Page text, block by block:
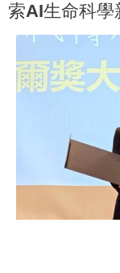
索AI生命科學